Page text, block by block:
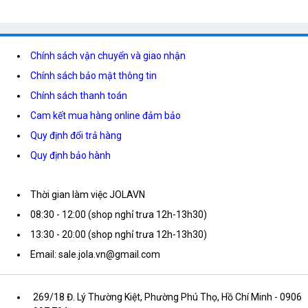
Chính sách vận chuyển và giao nhận
Chính sách bảo mật thông tin
Chính sách thanh toán
Cam kết mua hàng online đảm bảo
Quy định đổi trả hàng
Quy định bảo hành
Thời gian làm việc JOLAVN
08:30 - 12:00 (shop nghỉ trưa 12h-13h30)
13:30 - 20:00 (shop nghỉ trưa 12h-13h30)
Email: sale.jola.vn@gmail.com
269/18 Đ. Lý Thường Kiệt, Phường Phú Thọ, Hồ Chí Minh - 0906